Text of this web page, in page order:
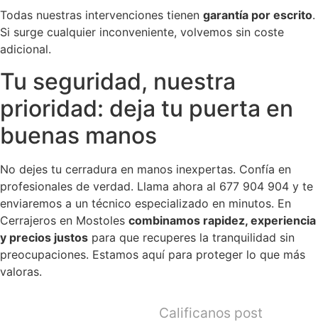
Todas nuestras intervenciones tienen garantía por escrito.
Si surge cualquier inconveniente, volvemos sin coste
adicional.
Tu seguridad, nuestra
prioridad: deja tu puerta en
buenas manos
No dejes tu cerradura en manos inexpertas. Confía en
profesionales de verdad. Llama ahora al 677 904 904 y te
enviaremos a un técnico especializado en minutos. En
Cerrajeros en Mostoles combinamos rapidez, experiencia
y precios justos para que recuperes la tranquilidad sin
preocupaciones. Estamos aquí para proteger lo que más
valoras.
Calificanos post